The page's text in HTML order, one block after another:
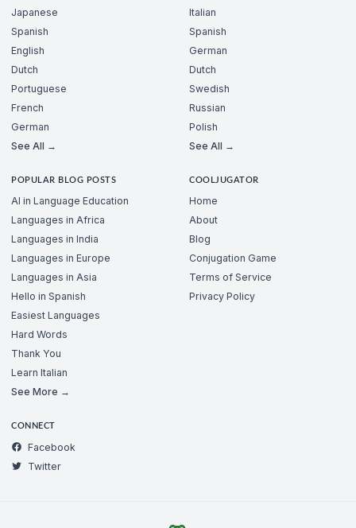
Japanese
Spanish
English
Dutch
Portuguese
French
German
See All →
Italian
Spanish
German
Dutch
Swedish
Russian
Polish
See All →
POPULAR BLOG POSTS
AI in Language Education
Languages in Africa
Languages in India
Languages in Europe
Languages in Asia
Hello in Spanish
Easiest Languages
Hard Words
Thank You
Learn Italian
See More →
COOLJUGATOR
Home
About
Blog
Conjugation Game
Terms of Service
Privacy Policy
CONNECT
Facebook
Twitter